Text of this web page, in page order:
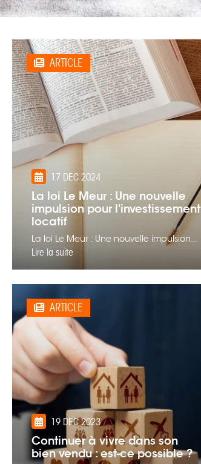
ARTICLE
17 DEC 2024
La loi Le Meur : Une nouvelle
impulsion pour l'investissement
locatif
La loi Le Meur : Une nouvelle impulsion...
Lire la suite
ARTICLE
19 DEC 2023
Continuer à vivre dans son
bien vendu : est-ce possible ?